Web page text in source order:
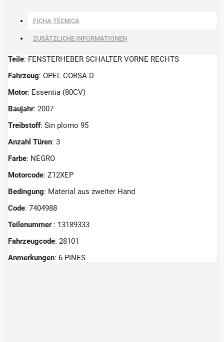
FICHA TÉCNICA
ZUSÄTZLICHE INFORMATIONEN
Teile: FENSTERHEBER SCHALTER VORNE RECHTS
Fahrzeug: OPEL CORSA D
Motor: Essentia (80CV)
Baujahr: 2007
Treibstoff: Sin plomo 95
Anzahl Türen: 3
Farbe: NEGRO
Motorcode: Z12XEP
Bedingung: Material aus zweiter Hand
Code: 7404988
Teilenummer : 13189333
Fahrzeugcode: 28101
Anmerkungen: 6 PINES